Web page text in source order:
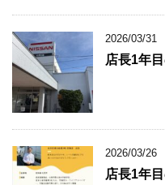
2026/03/31
店長1年
2026/03/26
店長1年